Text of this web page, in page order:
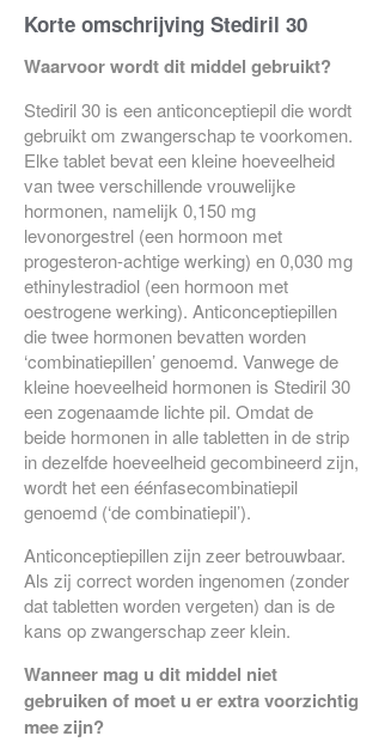
Korte omschrijving Stediril 30
Waarvoor wordt dit middel gebruikt?
Stediril 30 is een anticonceptiepil die wordt
gebruikt om zwangerschap te voorkomen.
Elke tablet bevat een kleine hoeveelheid
van twee verschillende vrouwelijke
hormonen, namelijk 0,150 mg
levonorgestrel (een hormoon met
progesteron-achtige werking) en 0,030 mg
ethinylestradiol (een hormoon met
oestrogene werking). Anticonceptiepillen
die twee hormonen bevatten worden
‘combinatiepillen’ genoemd. Vanwege de
kleine hoeveelheid hormonen is Stediril 30
een zogenaamde lichte pil. Omdat de
beide hormonen in alle tabletten in de strip
in dezelfde hoeveelheid gecombineerd zijn,
wordt het een éénfasecombinatiepil
genoemd (‘de combinatiepil’).
Anticonceptiepillen zijn zeer betrouwbaar.
Als zij correct worden ingenomen (zonder
dat tabletten worden vergeten) dan is de
kans op zwangerschap zeer klein.
Wanneer mag u dit middel niet
gebruiken of moet u er extra voorzichtig
mee zijn?